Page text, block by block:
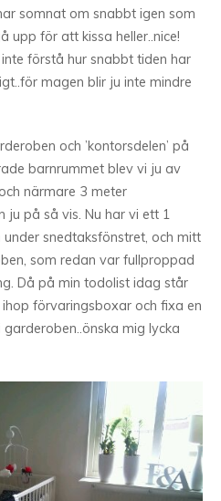
somnat om snabbt igen som
upp för att kissa heller..nice!
förstå hur snabbt tiden har
magen blir ju inte mindre
och ’kontorsdelen’ på
barnrummet blev vi ju av
närmare 3 meter
ju på så vis. Nu har vi ett 1
snedtaksfönstret, och mitt
som redan var fullproppad
Då på min todolist idag står
förvaringsboxar och fixa en
mig lycka